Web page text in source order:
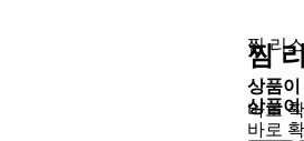
찜 리
상품
바로
찜
상품
바로